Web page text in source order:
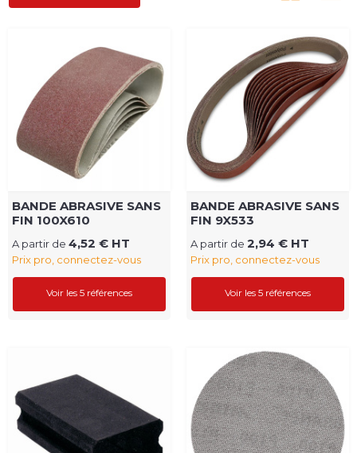
BANDE ABRASIVE SANS
FIN 100X610
A partir de 4,52 € HT
Prix pro, connectez-vous
Voir les 5 références
BANDE ABRASIVE SANS
FIN 9X533
A partir de 2,94 € HT
Prix pro, connectez-vous
Voir les 5 références